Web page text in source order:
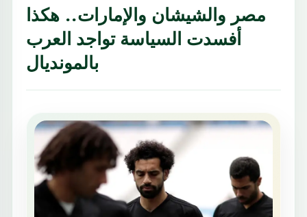
مصر والشيشان والإمارات.. هكذا
أفسدت السياسة تواجد العرب
بالمونديال